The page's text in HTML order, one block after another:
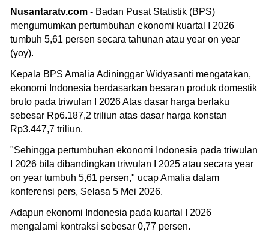
Nusantaratv.com - Badan Pusat Statistik (BPS)
mengumumkan pertumbuhan ekonomi kuartal I 2026
tumbuh 5,61 persen secara tahunan atau year on year
(yoy).
Kepala BPS Amalia Adininggar Widyasanti mengatakan,
ekonomi Indonesia berdasarkan besaran produk domestik
bruto pada triwulan I 2026 Atas dasar harga berlaku
sebesar Rp6.187,2 triliun atas dasar harga konstan
Rp3.447,7 triliun.
"Sehingga pertumbuhan ekonomi Indonesia pada triwulan
I 2026 bila dibandingkan triwulan I 2025 atau secara year
on year tumbuh 5,61 persen," ucap Amalia dalam
konferensi pers, Selasa 5 Mei 2026.
Adapun ekonomi Indonesia pada kuartal I 2026
mengalami kontraksi sebesar 0,77 persen.